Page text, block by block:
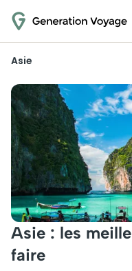
Asie
Asie : les
faire